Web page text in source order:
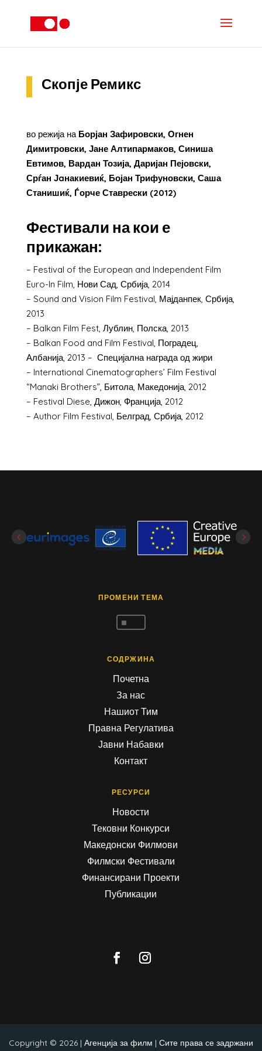
Скопје Ремикс
во режија наБорјан Зафировски, Огнен
Димитровски, Јане Алтипармаков, Синиша
Евтимов, Вардан Тозија, Даријан Пејовски,
Срѓан Јaнакиевиќ, Бојан Трифуновски, Саша
Станишиќ, Ѓорче Ставрески (2012)
Фестивали на кои е
прикажан:
– Festival of the European and Independent Film
Euro-In Film, Нови Сад, Србија, 2014
– Sound and Vision Film Festival, Мајданпек, Србија,
2013
– Balkan Film Fest, Лублин, Полска, 2013
– Balkan Food and Film Festival, Поградец,
Албанија, 2013 – Специјална награда од жири
– International Cinematographers’ Film Festival
“Manaki Brothers”, Битола, Македонија, 2012
– Festival Diese, Дижон, Франција, 2012
– Author Film Festival, Белград, Србија, 2012
ПРОМЕНИ ТЕМА
^
СОДРЖИНА
Почетна
За нас
Нашиот Тим
Правна Регулатива
Јавни Набавки
Контакт
РЕСУРСИ
Новости
Тековни Конкурси
Македонски Филмови
Филмски Фестивали
Финансирани Проекти
Публикации
Copyright © 2026 | Агенција за филм | Сите права се задржани